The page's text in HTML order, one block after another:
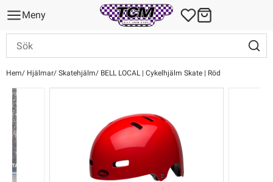
Meny
Hem Hjälmar Skatehjälm BELL LOCAL | Cykelhjälm Skate | Röd